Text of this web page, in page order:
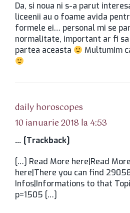
Da, si noua ni s-a parut
liceenii au o foame avida
formele ei… personal mi se
normalitate, important ar fi
partea aceasta
Multumim
daily horoscopes
10 ianuarie 2018 la 4:53
… [Trackback]
[…] Read More here|Read
here|There you can find
Infos|Informations to that
p=1505 […]